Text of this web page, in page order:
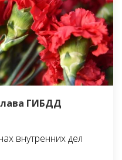
ГИБДД
внутренних дел